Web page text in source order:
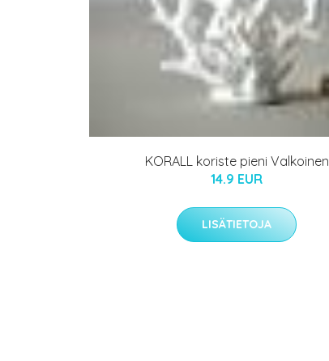
KORALL koriste pieni Valkoinen
14.9 EUR
LISÄTIETOJA